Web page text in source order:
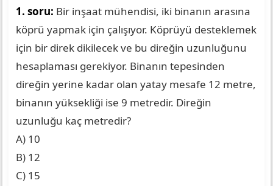
1. soru: Bir inşaat mühendisi, iki binanın arasına
köprü yapmak için çalışıyor. Köprüyü desteklemek
için bir direk dikilecek ve bu direğin uzunluğunu
hesaplaması gerekiyor. Binanın tepesinden
direğin yerine kadar olan yatay mesafe 12 metre,
binanın yüksekliği ise 9 metredir. Direğin
uzunluğu kaç metredir?
A) 10
B) 12
C) 15